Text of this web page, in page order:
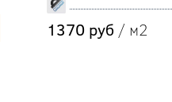
1370 руб / м2